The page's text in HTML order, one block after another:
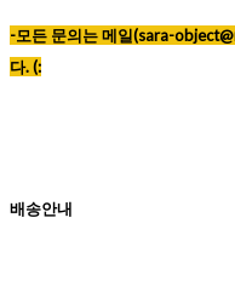
-모든 문의는 메일(sara-
다. (:
배송안내